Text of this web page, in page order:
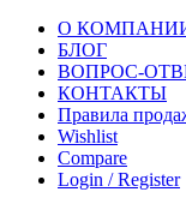
О
БЛОГ
ВОПРОС-
КОНТАКТЫ
Правила
Wishlist
Compare
Login / Register